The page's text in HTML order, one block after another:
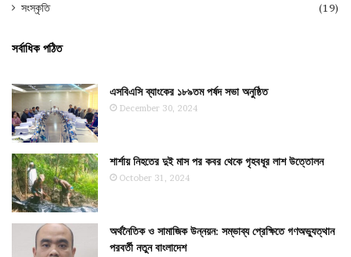
সংস্কৃতি
(19)
সর্বাধিক পঠিত
এসবিএসি ব্যাংকের ১৮৯তম পর্ষদ সভা অনুষ্ঠিত
December 30, 2024
শার্শায় নিহতের দুই মাস পর কবর থেকে গৃহবধূর লাশ উত্তোলন
October 31, 2024
অর্থনৈতিক ও সামাজিক উন্নয়ন: সম্ভাব্য প্রেক্ষিতে গণঅভ্যুত্থান
পরবর্তী নতুন বাংলাদেশ